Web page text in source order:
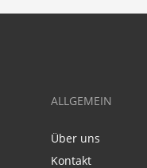
ALLGEMEIN
Über uns
Kontakt